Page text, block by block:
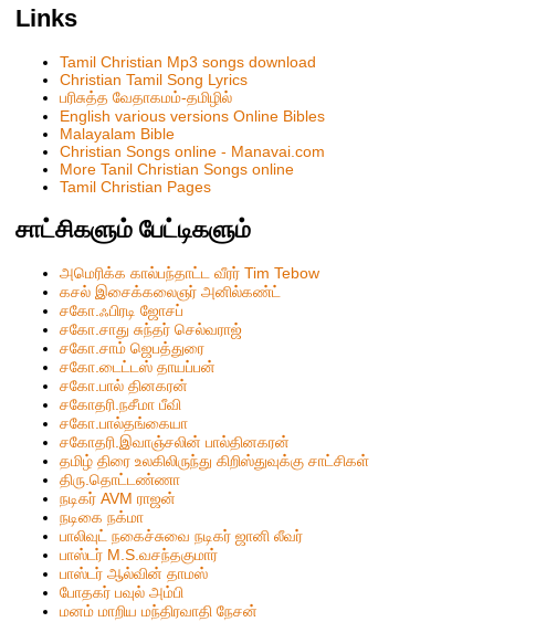
Links
Tamil Christian Mp3 songs download
Christian Tamil Song Lyrics
பரிசுத்த வேதாகமம்-தமிழில்
English various versions Online Bibles
Malayalam Bible
Christian Songs online - Manavai.com
More Tanil Christian Songs online
Tamil Christian Pages
சாட்சிகளும் பேட்டிகளும்
அமெரிக்க கால்பந்தாட்ட வீரர் Tim Tebow
கசல் இசைக்கலைஞர் அனில்கண்ட்
சகோ.ஃபிரடி ஜோசப்
சகோ.சாது சுந்தர் செல்வராஜ்
சகோ.சாம் ஜெபத்துரை
சகோ.டைட்டஸ் தாயப்பன்
சகோ.பால் தினகரன்
சகோதரி.நசீமா பீவி
ச‌கோ.பால்த‌ங்கையா
ச‌கோதரி.இவாஞ்சலின் பால்தின‌க‌ர‌ன்
தமிழ் திரை உலகிலிருந்து கிறிஸ்துவுக்கு சாட்சிகள்
திரு.தொட்டண்ணா
நடிகர் AVM ராஜன்
நடிகை நக்மா
பாலிவுட் நகைச்சுவை நடிகர் ஜானி லீவர்
பாஸ்டர் M.S.வசந்தகுமார்
பாஸ்டர் ஆல்வின் தாமஸ்
போதகர் பவுல் அம்பி
மனம் மாறிய மந்திரவாதி நேசன்